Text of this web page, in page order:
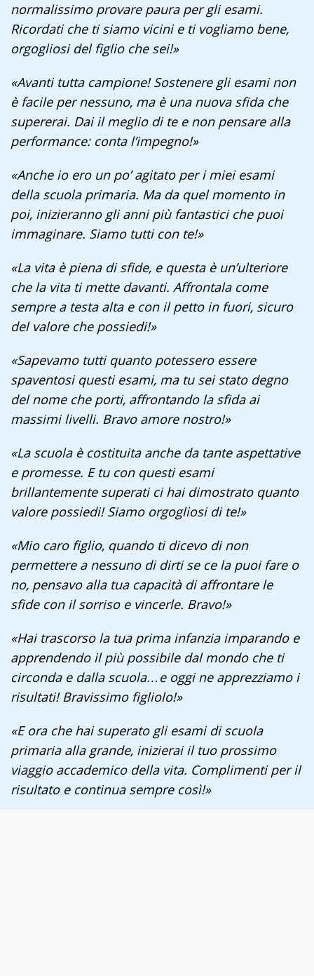
normalissimo provare paura per gli esami.
Ricordati che ti siamo vicini e ti vogliamo bene,
orgogliosi del figlio che sei!»
«Avanti tutta campione! Sostenere gli esami non
è facile per nessuno, ma è una nuova sfida che
supererai. Dai il meglio di te e non pensare alla
performance: conta l’impegno!»
«Anche io ero un po’ agitato per i miei esami
della scuola primaria. Ma da quel momento in
poi, inizieranno gli anni più fantastici che puoi
immaginare. Siamo tutti con te!»
«La vita è piena di sfide, e questa è un’ulteriore
che la vita ti mette davanti. Affrontala come
sempre a testa alta e con il petto in fuori, sicuro
del valore che possiedi!»
«Sapevamo tutti quanto potessero essere
spaventosi questi esami, ma tu sei stato degno
del nome che porti, affrontando la sfida ai
massimi livelli. Bravo amore nostro!»
«La scuola è costituita anche da tante aspettative
e promesse. E tu con questi esami
brillantemente superati ci hai dimostrato quanto
valore possiedi! Siamo orgogliosi di te!»
«Mio caro figlio, quando ti dicevo di non
permettere a nessuno di dirti se ce la puoi fare o
no, pensavo alla tua capacità di affrontare le
sfide con il sorriso e vincerle. Bravo!»
«Hai trascorso la tua prima infanzia imparando e
apprendendo il più possibile dal mondo che ti
circonda e dalla scuola…e oggi ne apprezziamo i
risultati! Bravissimo figliolo!»
«E ora che hai superato gli esami di scuola
primaria alla grande, inizierai il tuo prossimo
viaggio accademico della vita. Complimenti per il
risultato e continua sempre così!»